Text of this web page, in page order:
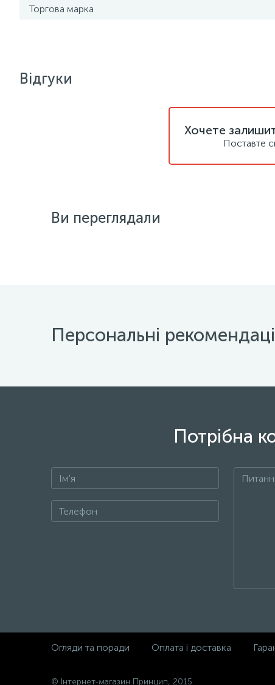
Торгова марка
Відгуки
Хочете
Поставте
Ви переглядали
Персональні
Потрібна
Огляди та поради Оплата і доставка
© Інтернет-магазин Принцип, 2015